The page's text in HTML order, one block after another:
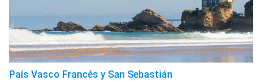
País Vasco Francés y San Sebastián